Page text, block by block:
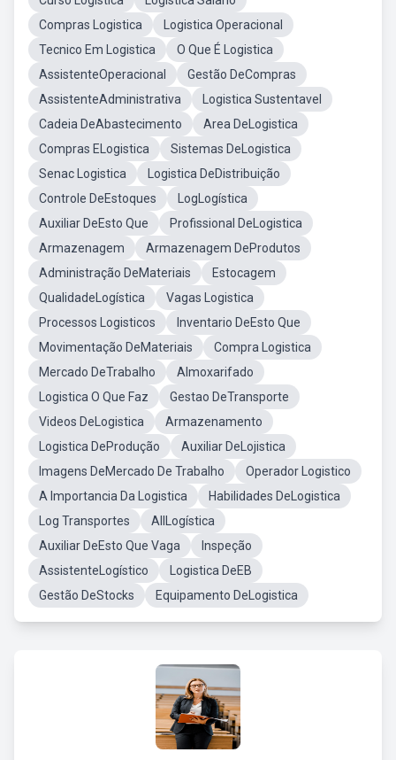
Compras Logistica
Logistica Operacional
Tecnico Em Logistica
O Que É Logistica
AssistenteOperacional
Gestão DeCompras
AssistenteAdministrativa
Logistica Sustentavel
Cadeia DeAbastecimento
Area DeLogistica
Compras ELogistica
Sistemas DeLogistica
Senac Logistica
Logistica DeDistribuição
Controle DeEstoques
LogLogística
Auxiliar DeEsto Que
Profissional DeLogistica
Armazenagem
Armazenagem DeProdutos
Administração DeMateriais
Estocagem
QualidadeLogística
Vagas Logistica
Processos Logisticos
Inventario DeEsto Que
Movimentação DeMateriais
Compra Logistica
Mercado DeTrabalho
Almoxarifado
Logistica O Que Faz
Gestao DeTransporte
Videos DeLogistica
Armazenamento
Logistica DeProdução
Auxiliar DeLojistica
Imagens DeMercado De Trabalho
Operador Logistico
A Importancia Da Logistica
Habilidades DeLogistica
Log Transportes
AllLogística
Auxiliar DeEsto Que Vaga
Inspeção
AssistenteLogístico
Logistica DeEB
Gestão DeStocks
Equipamento DeLogistica